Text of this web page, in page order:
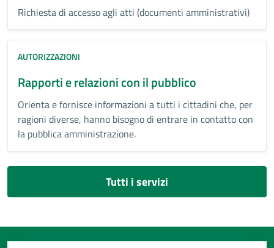
Richiesta di accesso agli atti (documenti amministrativi)
AUTORIZZAZIONI
Rapporti e relazioni con il pubblico
Orienta e fornisce informazioni a tutti i cittadini che, per
ragioni diverse, hanno bisogno di entrare in contatto con
la pubblica amministrazione.
Tutti i servizi